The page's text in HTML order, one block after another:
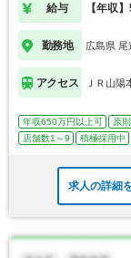
給与 【年収
勤務地 広島県 尾
アクセス ＪＲ山
年収650万円以上可 原
店舗数1～9
積極採用中
求人の詳細